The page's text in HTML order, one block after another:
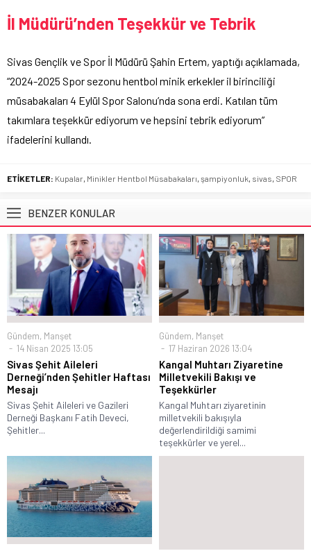
İl Müdürü’nden Teşekkür ve Tebrik
Sivas Gençlik ve Spor İl Müdürü Şahin Ertem, yaptığı açıklamada,
“2024-2025 Spor sezonu hentbol minik erkekler il birinciliği
müsabakaları 4 Eylül Spor Salonu’nda sona erdi. Katılan tüm
takımlara teşekkür ediyorum ve hepsini tebrik ediyorum”
ifadelerini kullandı.
ETİKETLER: Kupalar, Minikler Hentbol Müsabakaları, şampiyonluk, sivas, SPOR
BENZER KONULAR
Gündem, Manşet
14 Nisan 2025 13:05
Sivas Şehit Aileleri
Derneği’nden Şehitler Haftası
Mesajı
Sivas Şehit Aileleri ve Gazileri
Derneği Başkanı Fatih Deveci,
Şehitler...
Gündem, Manşet
17 Haziran 2026 13:04
Kangal Muhtarı Ziyaretine
Milletvekili Bakışı ve
Teşekkürler
Kangal Muhtarı ziyaretinin
milletvekili bakışıyla
değerlendirildiği samimi
teşekkürler ve yerel...